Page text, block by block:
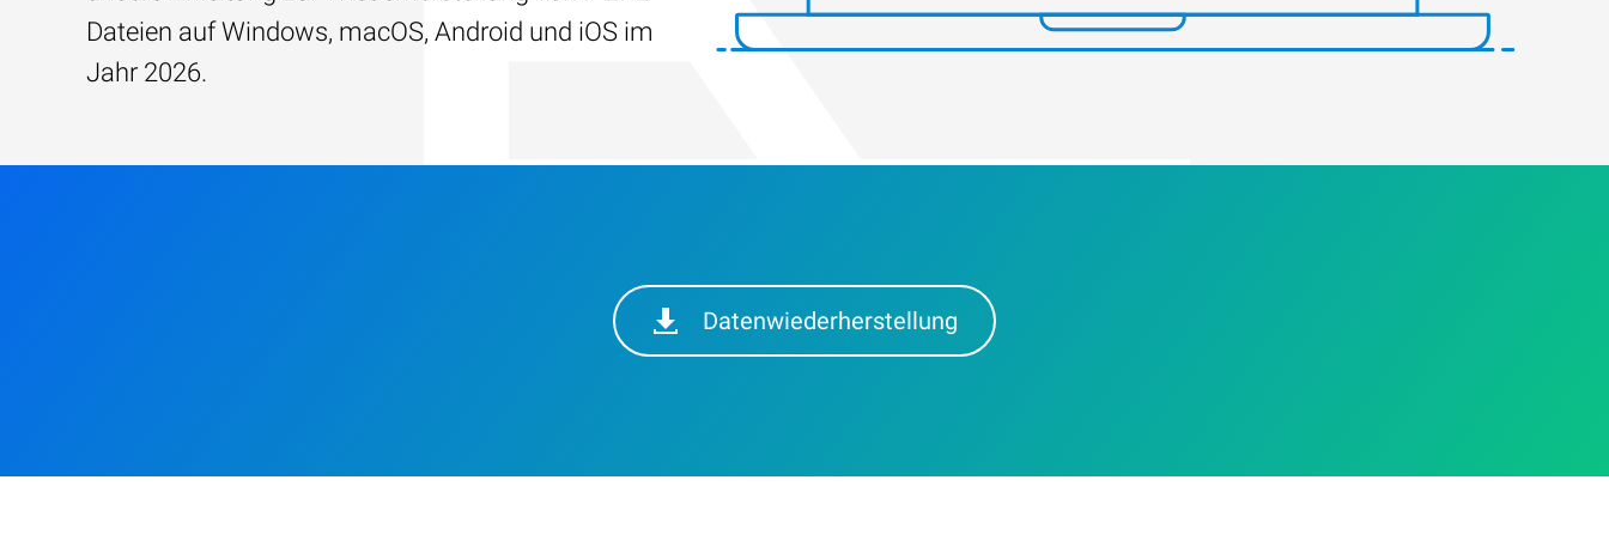
Dateien auf Windows, macOS, Android und iOS im
Jahr 2026.
Datenwiederherstellung